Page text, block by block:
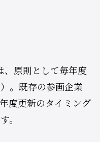
、原則として毎年度
。既存の参画企業
度更新のタイミング
。